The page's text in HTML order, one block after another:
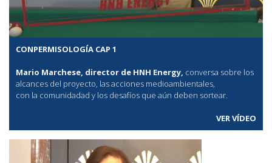
CONPERMISOLOGÍA CAP 1
Mario Marchese, director de HNH Energy, conversa sobre los
alcances del proyecto, las acciones medioambientales,
con la comunidadad y los desafíos que aún deben sortear.
VER VÍDEO